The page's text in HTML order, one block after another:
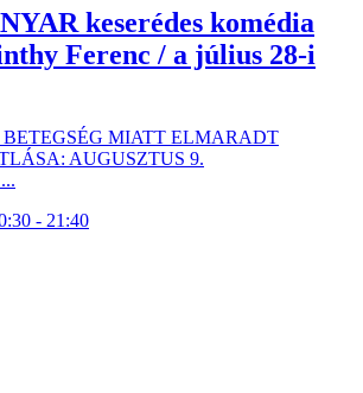
keserédes komédia
Ferenc / a július 28-i
BETEGSÉG MIATT ELMARADT
AUGUSZTUS 9.
- 21:40